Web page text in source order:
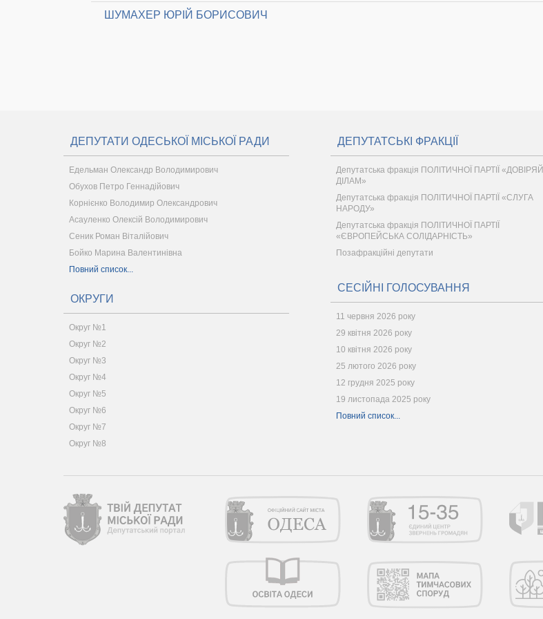
ШУМАХЕР ЮРІЙ БОРИСОВИЧ
ДЕПУТАТИ ОДЕСЬКОЇ МІСЬКОЇ РАДИ
Едельман Олександр Володимирович
Обухов Петро Геннадійович
Корнієнко Володимир Олександрович
Асауленко Олексій Володимирович
Сеник Роман Віталійович
Бойко Марина Валентинівна
Повний список...
ОКРУГИ
Округ №1
Округ №2
Округ №3
Округ №4
Округ №5
Округ №6
Округ №7
Округ №8
ДЕПУТАТСЬКІ ФРАКЦІЇ
Депутатська фракція ПОЛІТИЧНОЇ ПАРТІЇ «ДОВІРЯЙ
ДІЛАМ»
Депутатська фракція ПОЛІТИЧНОЇ ПАРТІЇ «СЛУГА
НАРОДУ»
Депутатська фракція ПОЛІТИЧНОЇ ПАРТІЇ
«ЄВРОПЕЙСЬКА СОЛІДАРНІСТЬ»
Позафракційні депутати
СЕСІЙНІ ГОЛОСУВАННЯ
11 червня 2026 року
29 квітня 2026 року
10 квітня 2026 року
25 лютого 2026 року
12 грудня 2025 року
19 листопада 2025 року
Повний список...